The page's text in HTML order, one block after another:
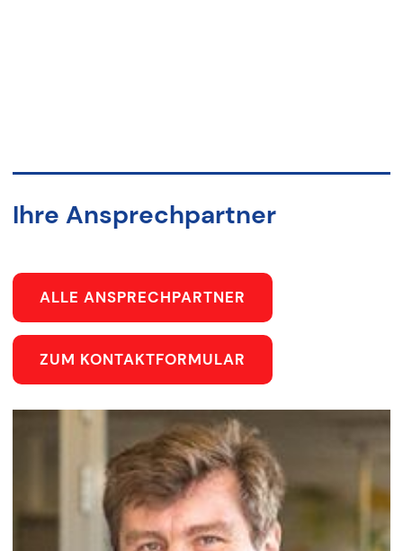
Ihre Ansprechpartner
ALLE ANSPRECHPARTNER
ZUM KONTAKTFORMULAR